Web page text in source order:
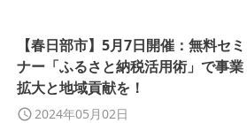
【春日部市】5月7日開催：無料セミ
ナー「ふるさと納税活用術」で事業
拡大と地域貢献を！
2024年05月02日